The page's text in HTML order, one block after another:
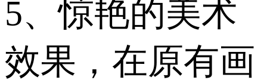
5、惊艳的美术
效果，在原有画